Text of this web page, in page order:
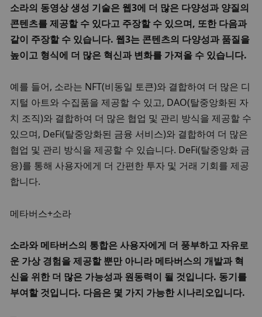
소라의 동영상 생성 기술은 웹3에 더 많은 다양성과 양질의
콘텐츠를 제공할 수 있다고 주장할 수 있으며, 또한 다음과
같이 주장할 수 있습니다. 웹3는 콘텐츠의 다양성과 품질을
높이고 형식에 더 많은 혁신과 변화를 가져올 수 있습니다.
예를 들어, 소라는 NFT(비동일 토큰)와 결합하여 더 많은 디
지털 아트와 수집품을 제공할 수 있고, DAO(탈중앙화된 자
치 조직)와 결합하여 더 많은 협업 및 관리 방식을 제공할 수
있으며, DeFi(탈중앙화된 금융 서비스)와 결합하여 더 많은
협업 및 관리 방식을 제공할 수 있습니다. DeFi(탈중앙화 금
융)를 통해 사용자에게 더 간편한 투자 및 거래 기회를 제공
합니다.
메타버스+소라
소라와 메타버스의 통합은 사용자에게 더 풍부하고 자유로
운 가상 경험을 제공할 뿐만 아니라 메타버스의 개발과 혁
신을 위한 더 많은 가능성과 원동력이 될 것입니다. 동기를
부여할 것입니다. 다음은 몇 가지 가능한 시나리오입니다.